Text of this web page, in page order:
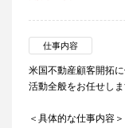
仕事内容
米国不動産顧客開拓
活動全般をお任せしま
＜具体的な仕事内容＞